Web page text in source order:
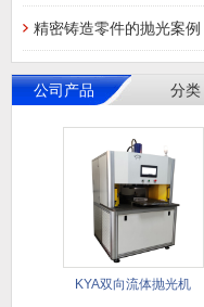
精密铸造零件的抛光案例
公司产品 分类
KYA双向流体抛光机